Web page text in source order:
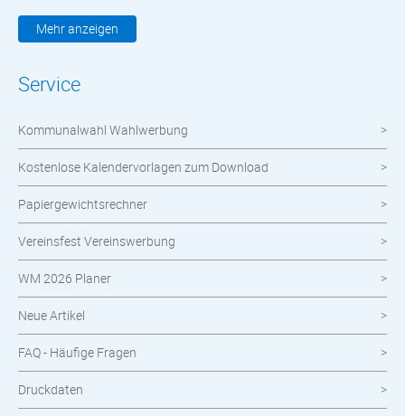
Kleidung & Textilien
meinOrt
Nachhaltige Produkte
Wahlen
Neuheiten im Shop
Mehr anzeigen
Service
Kommunalwahl Wahlwerbung
Kostenlose Kalendervorlagen zum Download
Papiergewichtsrechner
Vereinsfest Vereinswerbung
WM 2026 Planer
Neue Artikel
FAQ - Häufige Fragen
Druckdaten